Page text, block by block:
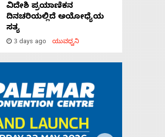
ವಿದೇಶಿ ಪ್ರಯಾಣಿಕನ
ದಿನಚರಿಯಲ್ಲಿದೆ ಅಯೋಧ್ಯೆಯ
ಸತ್ಯ
3 days ago ಯುವಧ್ವನಿ